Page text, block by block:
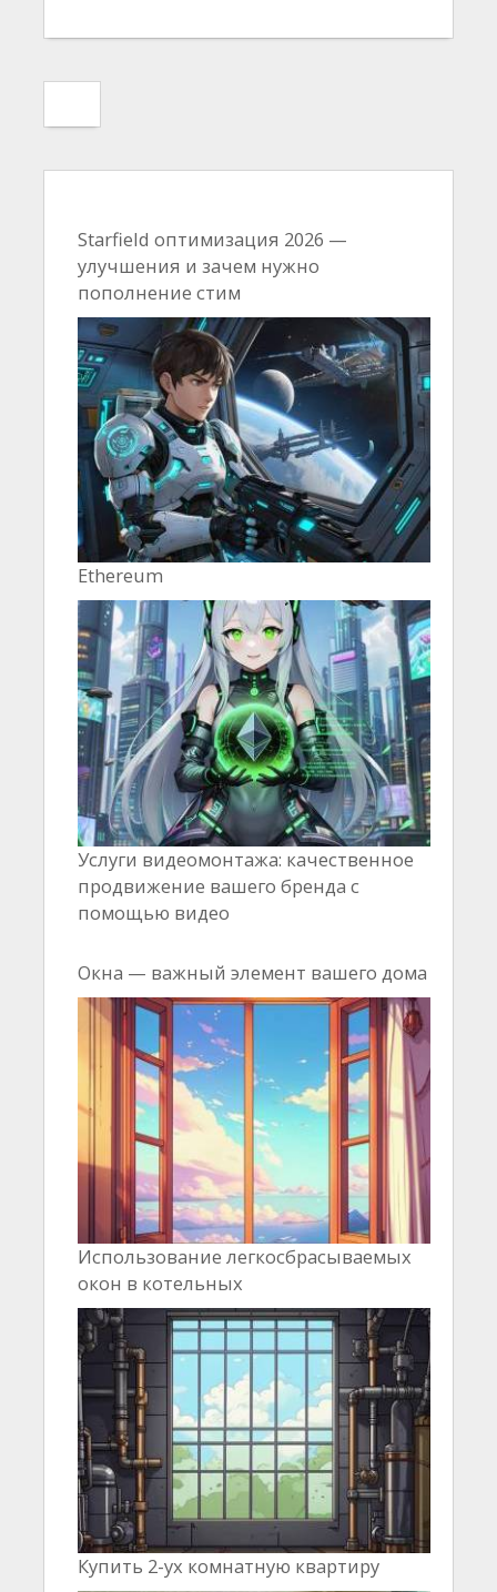
Starfield оптимизация 2026 —
улучшения и зачем нужно
пополнение стим
Ethereum
Услуги видеомонтажа: качественное
продвижение вашего бренда с
помощью видео
Окна — важный элемент вашего дома
Использование легкосбрасываемых
окон в котельных
Купить 2-ух комнатную квартиру